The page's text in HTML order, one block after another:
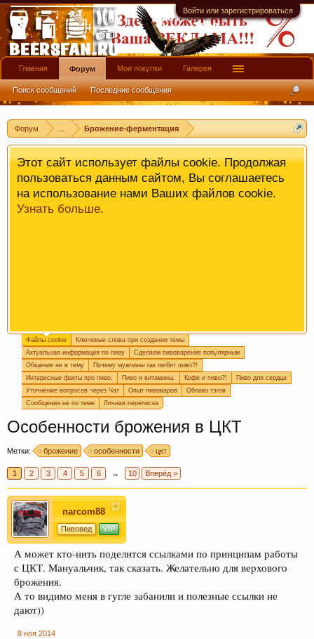
Войти или зарегистрироваться
Форум Брожение-ферментация
имеют информационной ценности! СПАСИБО
Этот сайт использует файлы cookie. Продолжая
пользоваться данным сайтом, Вы соглашаетесь
на использование нами Ваших файлов cookie.
Узнать больше.
Огромная просьба, при создании новой темы
прописывайте ключевые слова, которые
отражают смысл темы. Это поможет быстро
находить информацию на форуме. Спасибо!
Пишите вподпись
пиво у вас сейчас готовится, так легче дать
четкий ответ или совет.
Файлы cookie
Ключевые слова при создании темы
Актуальная информация по пиву
Сделаем пивоварение популярным
Общение не в тему
Почему мужчины так любят пиво?!
Интересные факты про пиво.
Пиво и витамины. Кофе и пиво?!
Пиво для сердца
Уточнение вопросов через Чат
Опыт пивоваров
Облако тэгов
Сообщения не по теме
Личная переписка
Особенности брожения в ЦКТ
Метки: брожение особенности цкт
1 2 3 4 5 6 → 10 Вперёд >
narcom88
Пивовед VIP
А может кто-нить поделится ссылками по принципам работы
с ЦКТ. Мануальчик, так сказать. Желательно для верхового
брожения.
А то видимо меня в гугле забанили и полезные ссылки не
дают))
8 ноя 2014
Главная Форум
Поиск сообщений Последние сообщения
Мои покупки Галерея